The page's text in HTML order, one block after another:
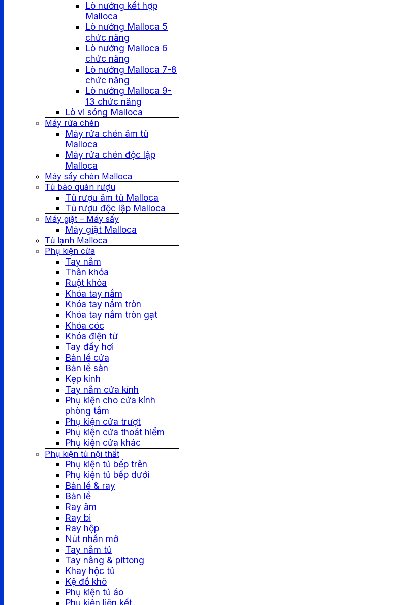
Lò nướng kết hợp
Malloca
Lò nướng Malloca 5
chức năng
Lò nướng Malloca 6
chức năng
Lò nướng Malloca 7-8
chức năng
Lò nướng Malloca 9-
13 chức năng
Lò vi sóng Malloca
Máy rửa chén
Máy rửa chén âm tủ
Malloca
Máy rửa chén độc lập
Malloca
Máy sấy chén Malloca
Tủ bảo quản rượu
Tủ rượu âm tủ Malloca
Tủ rượu độc lập Malloca
Máy giặt – Máy sấy
Máy giặt Malloca
Tủ lạnh Malloca
Phụ kiện cửa
Tay nắm
Thân khóa
Ruột khóa
Khóa tay nắm
Khóa tay nắm tròn
Khóa tay nắm tròn gạt
Khóa cóc
Khóa điện tử
Tay đẩy hơi
Bản lề cửa
Bản lề sàn
Kẹp kính
Tay nắm cửa kính
Phụ kiện cho cửa kính
phòng tắm
Phụ kiện cửa trượt
Phụ kiện cửa thoát hiểm
Phụ kiện cửa khác
Phụ kiện tủ nội thất
Phụ kiện tủ bếp trên
Phụ kiện tủ bếp dưới
Bản lề & ray
Bản lề
Ray âm
Ray bi
Ray hộp
Nút nhấn mở
Tay nắm tủ
Tay nâng & pittong
Khay hộc tủ
Kệ đồ khô
Phụ kiện tủ áo
Phụ kiện liên kết